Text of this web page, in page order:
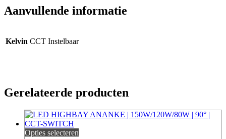
Aanvullende informatie
Kelvin CCT Instelbaar
Gerelateerde producten
Opties selecteren